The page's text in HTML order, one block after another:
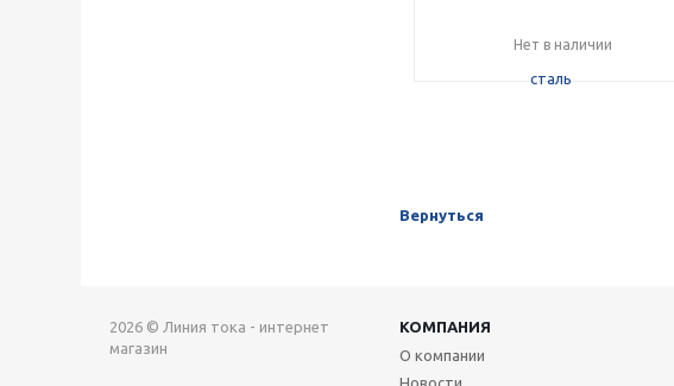
Нет в наличии
Вернуться
2026 © Линия тока - интернет
магазин
КОМПАНИЯ
О компании
Новости